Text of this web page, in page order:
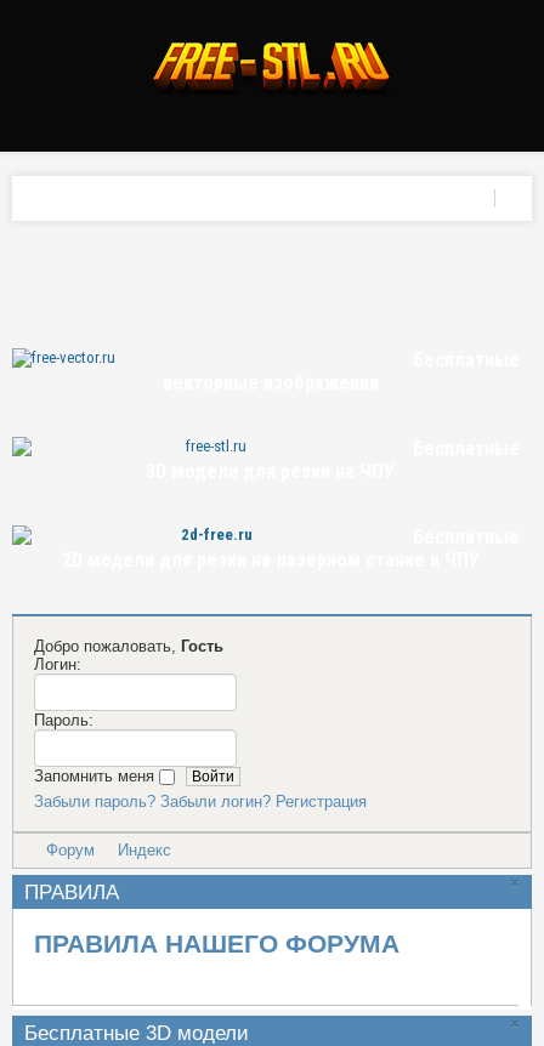
Добро пожаловать,
Гость
Логин:
Пароль:
Запомнить меня
Забыли пароль? Забыли логин? Регистрация
Форум
Индекс
×
ПРАВИЛА
ПРАВИЛА НАШЕГО ФОРУМА
×
Бесплатные 3D модели